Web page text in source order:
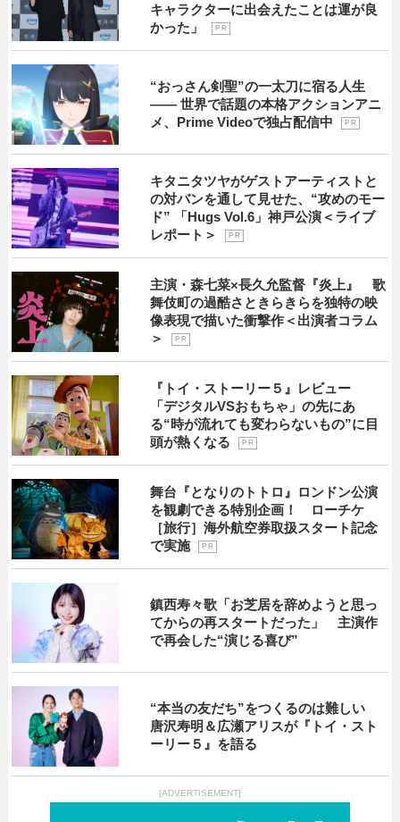
キャラクターに出会えたことは運が良
かった」
P R
“おっさん剣聖”の一太刀に宿る人生
―― 世界で話題の本格アクションアニ
メ、Prime Videoで独占配信中
P R
キタニタツヤがゲストアーティストと
の対バンを通して見せた、“攻めのモー
ド” 「Hugs Vol.6」神戸公演＜ライブ
レポート＞
P R
主演・森七菜×長久允監督『炎上』 歌
舞伎町の過酷さときらきらを独特の映
像表現で描いた衝撃作＜出演者コラム
＞
P R
『トイ・ストーリー５』レビュー
「デジタルVSおもちゃ」の先にあ
る“時が流れても変わらないもの”に目
頭が熱くなる
P R
舞台『となりのトトロ』ロンドン公演
を観劇できる特別企画！ ローチケ
［旅行］海外航空券取扱スタート記念
で実施
P R
鎮西寿々歌「お芝居を辞めようと思っ
てからの再スタートだった」 主演作
で再会した“演じる喜び”
“本当の友だち”をつくるのは難しい
唐沢寿明＆広瀬アリスが『トイ・スト
ーリー５』を語る
[ADVERTISEMENT]